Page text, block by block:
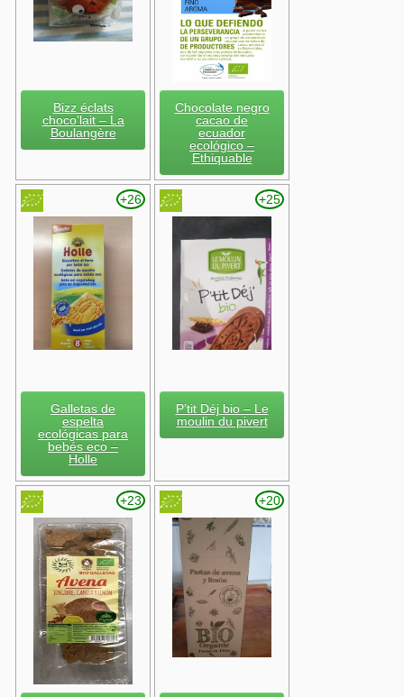
Bizz éclats
choco’lait – La
Boulangère
Chocolate negro
cacao de
ecuador
ecológico –
Ethiquable
+26
Galletas de
espelta
ecológicas para
bebés eco –
Holle
+25
P’tit Déj bio – Le
moulin du pivert
+23 +20